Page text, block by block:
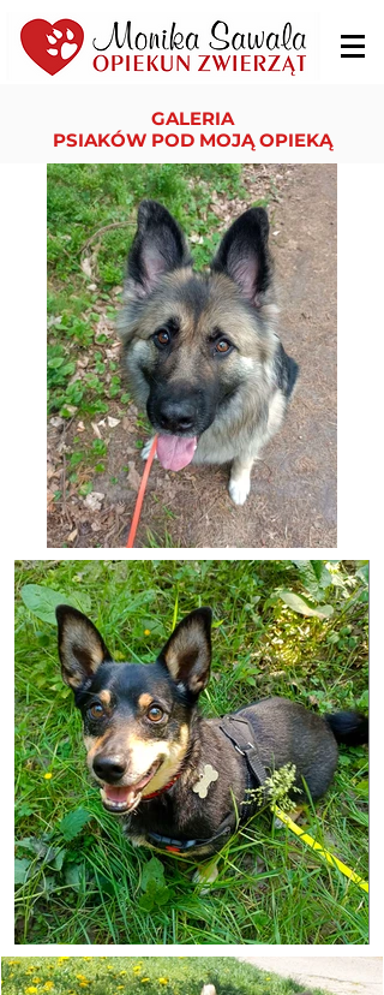
GALERIA
PSIAKÓW POD MOJĄ OPIEKĄ